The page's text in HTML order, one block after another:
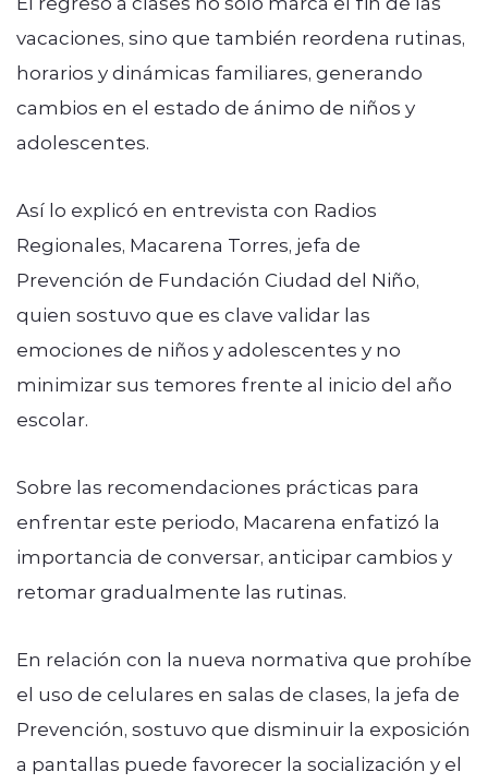
vacaciones, sino que también reordena rutinas,
horarios y dinámicas familiares, generando
cambios en el estado de ánimo de niños y
adolescentes.
Así lo explicó en entrevista con Radios
Regionales, Macarena Torres, jefa de
Prevención de Fundación Ciudad del Niño,
quien sostuvo que es clave validar las
emociones de niños y adolescentes y no
minimizar sus temores frente al inicio del año
escolar.
Sobre las recomendaciones prácticas para
enfrentar este periodo, Macarena enfatizó la
importancia de conversar, anticipar cambios y
retomar gradualmente las rutinas.
En relación con la nueva normativa que prohíbe
el uso de celulares en salas de clases, la jefa de
Prevención, sostuvo que disminuir la exposición
a pantallas puede favorecer la socialización y el